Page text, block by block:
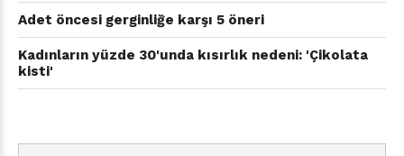
Adet öncesi gerginliğe karşı 5 öneri
Kadınların yüzde 30'unda kısırlık nedeni: 'Çikolata
kisti'